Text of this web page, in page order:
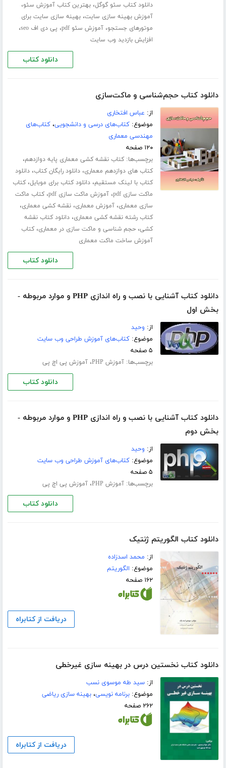
دانلود کتاب سئو گوگل،بهترین کتاب آموزش سئو،
آموزش بهینه سازی سایت،بهینه سازی سایت برای
موتورهای جستجو،آموزش سئو pdf ، پی دی اف seo ،
افزایش بازدید وب سایت
دانلود کتاب
دانلود کتاب حجم‌شناسی و ماکت‌سازی
از: عباس افتخاری
موضوع:کتاب‌های درسی و دانشجویی،کتاب‌های
مهندسی معماری
۱۲۰ صفحه
برچسب‌ها:کتاب نقشه کشی معماری پایه دوازدهم،
کتاب های دوازدهم معماری،دانلود رایگان کتاب،دانلود
کتاب با لینک مستقیم،دانلود کتاب برای موبایل،کتاب
ماکت سازی pdf
،آموزش ماکت سازی pdf ،کتاب ماکت
سازی معماری،آموزش معماری،نقشه کشی معماری،
کتاب رشته نقشه کشی معماری،دانلود کتاب نقشه
کشی،حجم شناسی و ماکت سازی در معماری،کتاب
آموزش ساخت ماکت معماری
دانلود کتاب
دانلود کتاب آشنایی با نصب و راه اندازی PHP و موارد مربوطه -
بخش اول
از: وحید
موضوع:کتاب‌های آموزش طراحی وب سایت
۵ صفحه
برچسب‌ها:آموزش PHP ،آموزش پی اچ پی
دانلود کتاب
دانلود کتاب آشنایی با نصب و راه اندازی PHP و موارد مربوطه -
بخش دوم
از: وحید
موضوع:کتاب‌های آموزش طراحی وب سایت
۵ صفحه
برچسب‌ها:آموزش PHP ،آموزش پی اچ پی
دانلود کتاب
دانلود کتاب الگوریتم ژنتیک
از: محمد اسدزاده
موضوع: الگوریتم
۱۶۲ صفحه
دریافت از کتابراه
دانلود کتاب نخستین درس در بهینه سازی غیرخطی
از:سید طه موسوی نسب
موضوع:برنامه نویسی،بهینه سازی ریاضی
۲۶۲ صفحه
دریافت از کتابراه